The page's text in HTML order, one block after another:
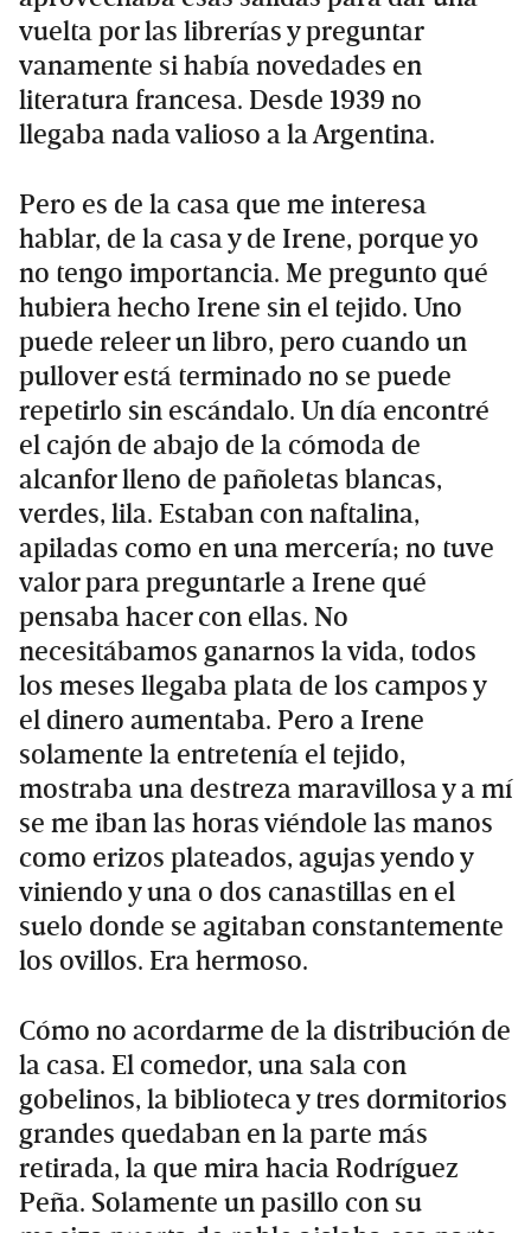
vuelta por las librerías y preguntar
vanamente si había novedades en
literatura francesa. Desde 1939 no
llegaba nada valioso a la Argentina.
Pero es de la casa que me interesa
hablar, de la casa y de Irene, porque yo
no tengo importancia. Me pregunto qué
hubiera hecho Irene sin el tejido. Uno
puede releer un libro, pero cuando un
pullover está terminado no se puede
repetirlo sin escándalo. Un día encontré
el cajón de abajo de la cómoda de
alcanfor lleno de pañoletas blancas,
verdes, lila. Estaban con naftalina,
apiladas como en una mercería; no tuve
valor para preguntarle a Irene qué
pensaba hacer con ellas. No
necesitábamos ganarnos la vida, todos
los meses llegaba plata de los campos y
el dinero aumentaba. Pero a Irene
solamente la entretenía el tejido,
mostraba una destreza maravillosa y a mí
se me iban las horas viéndole las manos
como erizos plateados, agujas yendo y
viniendo y una o dos canastillas en el
suelo donde se agitaban constantemente
los ovillos. Era hermoso.
Cómo no acordarme de la distribución de
la casa. El comedor, una sala con
gobelinos, la biblioteca y tres dormitorios
grandes quedaban en la parte más
retirada, la que mira hacia Rodríguez
Peña. Solamente un pasillo con su